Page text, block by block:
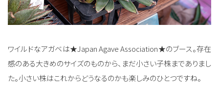
ワイルドなアガベは★Japan Agave Association★のブース。存在
感のある大きめのサイズのものから、まだ小さい子株までありまし
た。小さい株はこれからどうなるのかも楽しみのひとつですね。